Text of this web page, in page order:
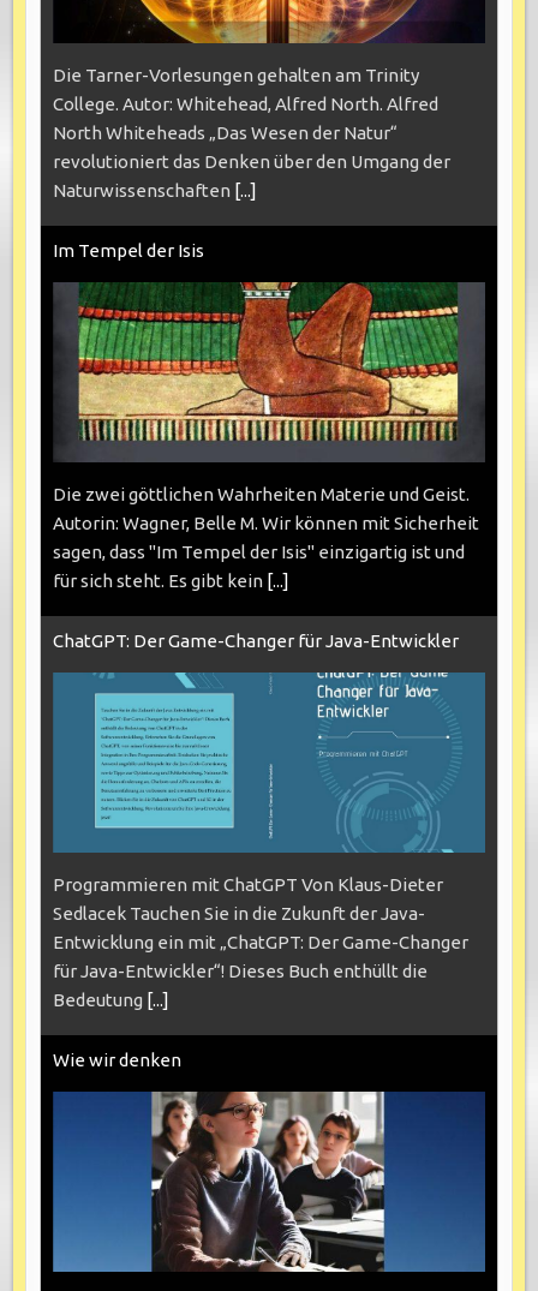
Die Tarner-Vorlesungen gehalten am Trinity
College. Autor: Whitehead, Alfred North. Alfred
North Whiteheads „Das Wesen der Natur“
revolutioniert das Denken über den Umgang der
Naturwissenschaften [...]
Im Tempel der Isis
Die zwei göttlichen Wahrheiten Materie und Geist.
Autorin: Wagner, Belle M. Wir können mit Sicherheit
sagen, dass "Im Tempel der Isis" einzigartig ist und
für sich steht. Es gibt kein [...]
ChatGPT: Der Game-Changer für Java-Entwickler
Programmieren mit ChatGPT Von Klaus-Dieter
Sedlacek Tauchen Sie in die Zukunft der Java-
Entwicklung ein mit „ChatGPT: Der Game-Changer
für Java-Entwickler“! Dieses Buch enthüllt die
Bedeutung [...]
Wie wir denken